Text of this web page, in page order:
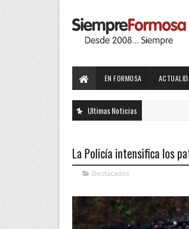
EN FORMOSA
Ultimas Noticias
La Policía intensifica los
Destacados